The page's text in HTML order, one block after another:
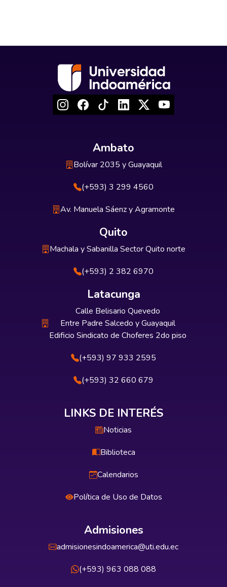
Ambato
Bolívar 2035 y Guayaquil
(+593) 3 299 4560
Av. Manuela Sáenz y Agramonte
Quito
Machala y Sabanilla Sector Quito norte
(+593) 2 382 6970
Latacunga
Calle Belisario Quevedo
Entre Padre Salcedo y Guayaquil
Edificio Sindicato de Choferes 2do piso
(+593) 97 933 2595
(+593) 32 660 679
LINKS DE INTERÉS
Noticias
Biblioteca
Calendarios
Política de Uso de Datos
Admisiones
admisionesindoamerica@uti.edu.ec
(+593) 963 088 088